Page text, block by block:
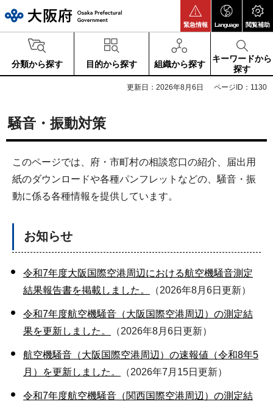
緊急情報 Language 閲覧補助
分類から探す 目的から探す 組織から探す
キーワードから
探す
更新日：2026年8月6日 ページID：1130
騒音・振動対策
このページでは、府・市町村の相談窓口の紹介、届出用
紙のダウンロードや各種パンフレットなどの、騒音・振
動に係る各種情報を提供しています。
お知らせ
令和7年度大阪国際空港周辺における航空機騒音測定
結果報告書を掲載しました。
（2026年8月6日更新）
令和7年度航空機騒音（大阪国際空港周辺）の測定結
果を更新しました。
（2026年8月6日更新）
航空機騒音（大阪国際空港周辺）の速報値（令和8年5
月）を更新しました。
（2026年7月15日更新）
令和7年度航空機騒音（関西国際空港周辺）の測定結